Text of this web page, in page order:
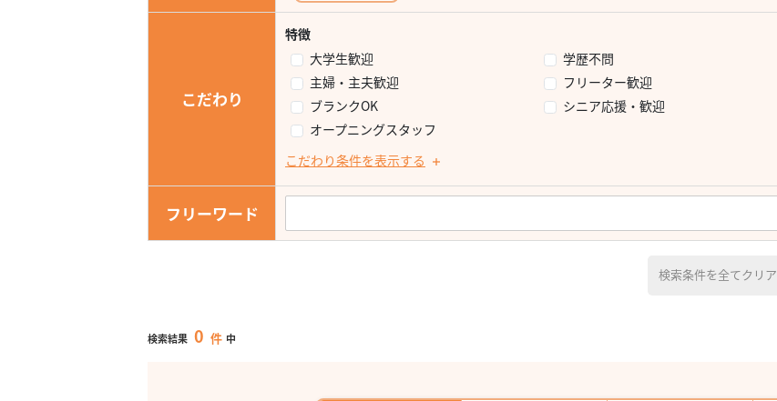
こだわり
特徴
大学生歓迎
学歴不問
主婦・主夫歓迎
フリーター歓迎
ブランクOK
シニア応援・歓迎
オープニングスタッフ
こだわり条件を表示する
フリーワード
検索条件を全てクリア
検索結果 0 件 中